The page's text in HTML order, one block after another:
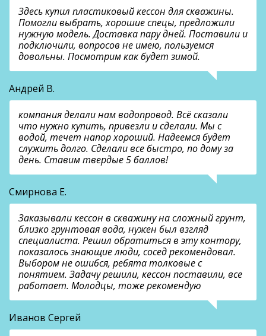
Здесь купил пластиковый кессон для скважины.
Помогли выбрать, хорошие спецы, предложили
нужную модель. Доставка пару дней. Поставили и
подключили, вопросов не имею, пользуемся
довольны. Посмотрим как будет зимой.
Андрей В.
компания делали нам водопровод. Всё сказали
что нужно купить, привезли и сделали. Мы с
водой, течет напор хороший. Надеемся будет
служить долго. Сделали все быстро, по дому за
день. Ставим твердые 5 баллов!
Смирнова Е.
Заказывали кессон в скважину на сложный грунт,
близко грунтовая вода, нужен был взгляд
специалиста. Решил обратиться в эту контору,
показалось знающие люди, сосед рекомендовал.
Выбором не ошибся, ребята толковые с
понятием. Задачу решили, кессон поставили, все
работает. Молодцы, тоже рекомендую
Иванов Сергей